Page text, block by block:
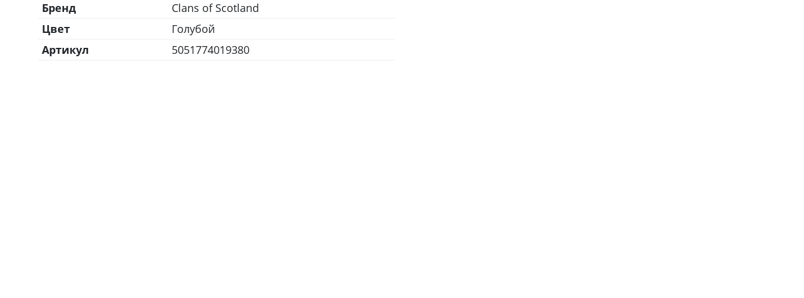
Бренд
Clans of Scotland
Цвет
Голубой
Артикул
5051774019380